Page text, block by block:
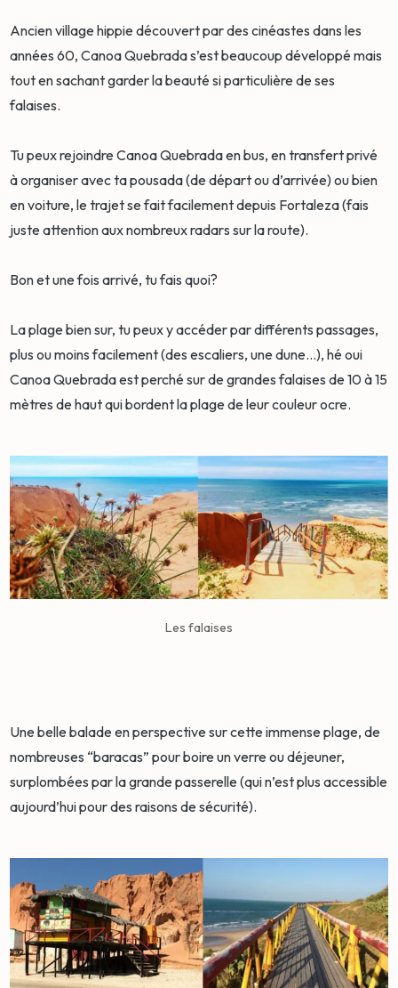
Ancien village hippie découvert par des cinéastes dans les
années 60, Canoa Quebrada s’est beaucoup développé mais
tout en sachant garder la beauté si particulière de ses
falaises.
Tu peux rejoindre Canoa Quebrada en bus, en transfert privé
à organiser avec ta pousada (de départ ou d’arrivée) ou bien
en voiture, le trajet se fait facilement depuis Fortaleza (fais
juste attention aux nombreux radars sur la route).
Bon et une fois arrivé, tu fais quoi?
La plage bien sur, tu peux y accéder par différents passages,
plus ou moins facilement (des escaliers, une dune…), hé oui
Canoa Quebrada est perché sur de grandes falaises de 10 à 15
mètres de haut qui bordent la plage de leur couleur ocre.
Les falaises
Une belle balade en perspective sur cette immense plage, de
nombreuses “baracas” pour boire un verre ou déjeuner,
surplombées par la grande passerelle (qui n’est plus accessible
aujourd’hui pour des raisons de sécurité).